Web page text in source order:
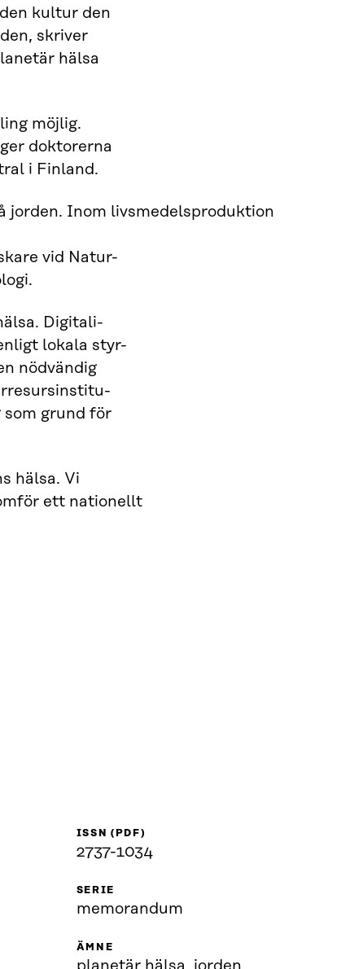
kultur den
skriver
hälsa
möjlig.
doktorerna
i Finland.
jorden. Inom livsmedelsproduktion
vid Natur-
Digitali-
lokala styr-
nödvändig
grund för
hälsa. Vi
ett nationellt
ISSN (PDF)
2737-1034
SERIE
memorandum
ÄMNE